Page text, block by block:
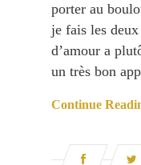
porter au
je fais les
d’amour a
un très bon
Continue